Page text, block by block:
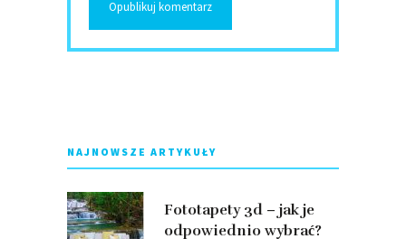
NAJNOWSZE ARTYKUŁY
Fototapety 3d – jak je
odpowiednio wybrać?